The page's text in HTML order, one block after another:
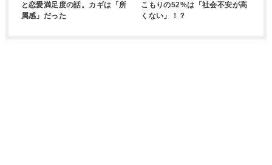
と恋愛満足度の話。カギは「所
属感」だった
こもりの52%は「社会不安が高
くない」！？